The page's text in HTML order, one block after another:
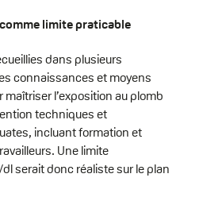
limite praticable
dans plusieurs
connaissances et moyens
l’exposition au plomb
techniques et
incluant formation et
Une limite
serait donc réaliste sur le plan